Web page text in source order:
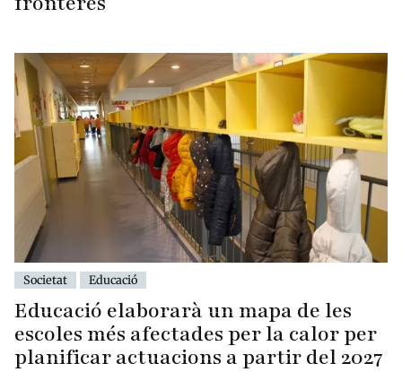
Societat Educació
Educació elaborarà un mapa de les
escoles més afectades per la calor per
planificar actuacions a partir del 2027